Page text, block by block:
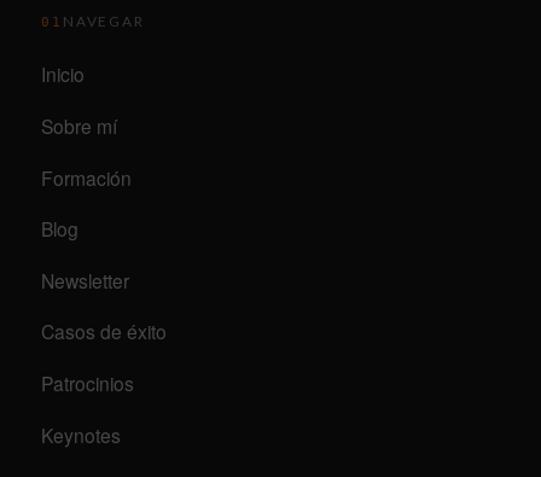
01 NAVEGAR
Inicio
Sobre mí
Formación
Blog
Newsletter
Casos de éxito
Patrocinios
Keynotes